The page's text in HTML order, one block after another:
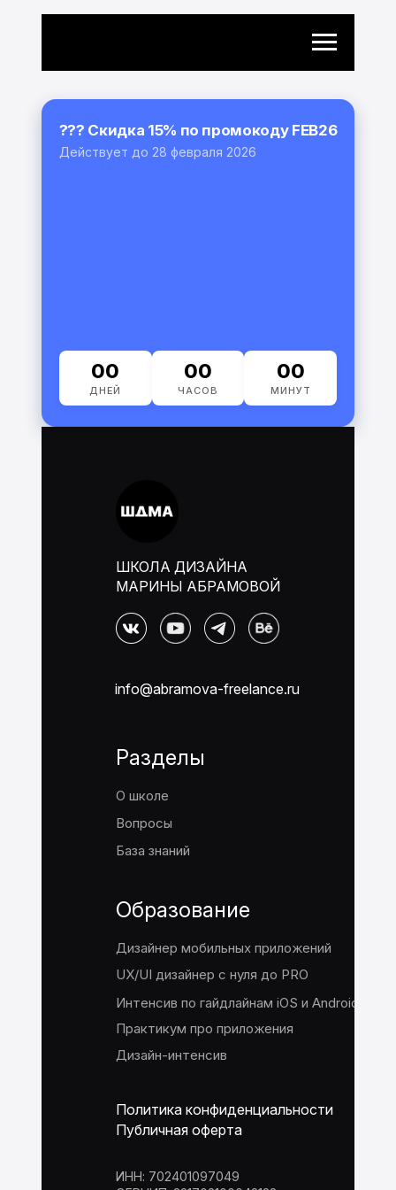
??? Скидка 15% по промокоду FEB26
Действует до 28 февраля 2026
00
ДНЕЙ
00
ЧАСОВ
00
МИНУТ
ШКОЛА ДИЗАЙНА
МАРИНЫ АБРАМОВОЙ
Разделы
Образование
О школе
Дизайнер мобильных приложений
Вопросы
UX/UI дизайнер с нуля до PRO
Интенсив по гайдлайнам iOS и Android
ИНН: 702401097049
База знаний
Практикум про приложения
Дизайн-интенсив
info@abramova-freelance.ru
Политика конфиденциальности
Публичная оферта